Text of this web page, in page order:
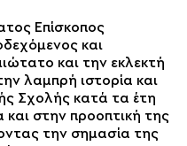
Επίσκοπος
και
και την εκλεκτή
λαμπρή ιστορία και
Σχολής κατά τα έτη
στην προοπτική της
την σημασία της